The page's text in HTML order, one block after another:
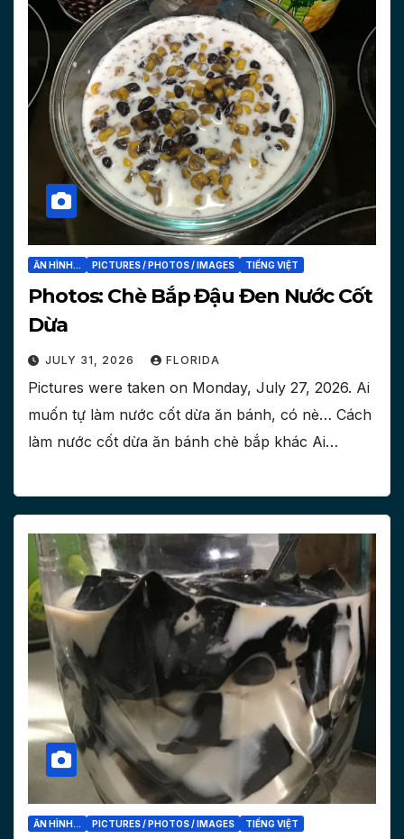
ĂN HÌNH... PICTURES / PHOTOS / IMAGES TIẾNG VIỆT
Photos: Chè Bắp Đậu Đen Nước Cốt
Dừa
JULY 31, 2026 FLORIDA
Pictures were taken on ‎Monday, ‎July ‎27, ‎2026. Ai
muốn tự làm nước cốt dừa ăn bánh, có nè… Cách
làm nước cốt dừa ăn bánh chè bắp khác Ai…
ĂN HÌNH... PICTURES / PHOTOS / IMAGES TIẾNG VIỆT